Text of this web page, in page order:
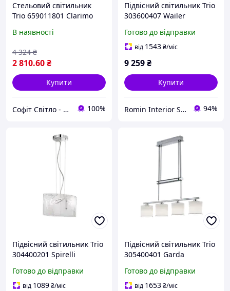
Стельовий світильник
Trio 659011801 Clarimo
В наявності
2 810.60₴
4 324 ₴
Купити
Софіт Світло - магазин світильників 100%
Підвісний світильник Trio
303600407 Wailer
Готово до відправки
від 1543₴/міс
9 259₴
Купити
Romin Interior Store 94%
Підвісний світильник Trio
304400201 Spirelli
Готово до відправки
від 1089₴/міс
Підвісний світильник Trio
305400401 Garda
Готово до відправки
від 1653₴/міс